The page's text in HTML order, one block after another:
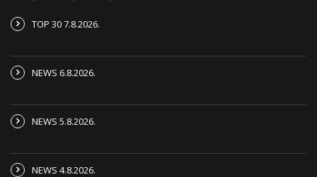
TOP 30 7.8.2026.
NEWS 6.8.2026.
NEWS 5.8.2026.
NEWS 4.8.2026.